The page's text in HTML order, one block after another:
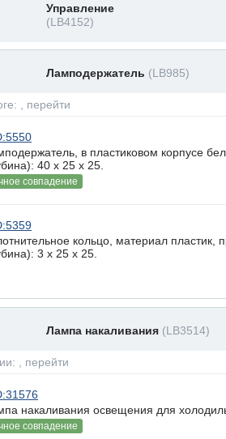
Управление
(LB4152)
Ламподержатель (LB985)
, перейти
в пластиковом корпусе
40 x 25 х 25.
совпадение
кольцо, материал
3 x 25 х 25.
Лампа накаливания (LB3514)
, перейти
накаливания освещения для
совпадение